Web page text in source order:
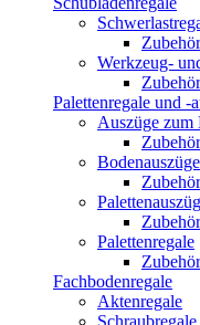
Werkzeug-
Palettenregale und -
Auszüge zum
Bodenauszüge
Palettenregale
Fachbodenregale
Aktenregale
Schraubregale